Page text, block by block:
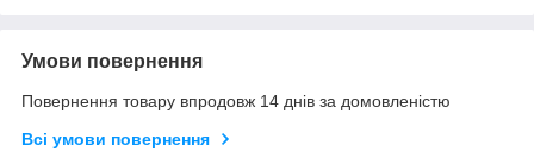
Умови повернення
Повернення товару впродовж 14 днів за домовленістю
Всі умови повернення